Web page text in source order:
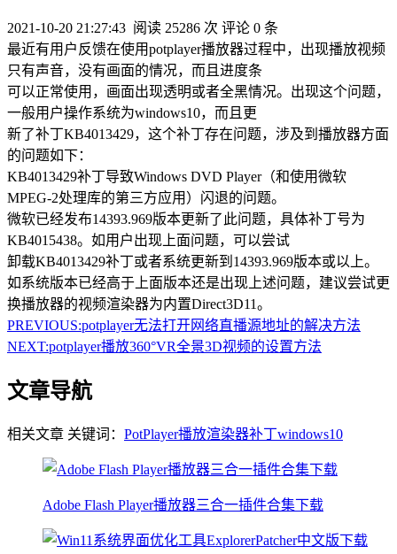
2021-10-20 21:27:43 阅读 25286 次 评论 0 条
最近有用户反馈在使用potplayer播放器过程中，出现播放视频
只有声音，没有画面的情况，而且进度条
可以正常使用，画面出现透明或者全黑情况。出现这个问题，
一般用户操作系统为windows10，而且更
新了补丁KB4013429，这个补丁存在问题，涉及到播放器方面
的问题如下：
KB4013429补丁导致Windows DVD Player（和使用微软
MPEG-2处理库的第三方应用）闪退的问题。
微软已经发布14393.969版本更新了此问题，具体补丁号为
KB4015438。如用户出现上面问题，可以尝试
卸载KB4013429补丁或者系统更新到14393.969版本或以上。
如系统版本已经高于上面版本还是出现上述问题，建议尝试更
换播放器的视频渲染器为内置Direct3D11。
PREVIOUS:potplayer无法打开网络直播源地址的解决方法
NEXT:potplayer播放360°VR全景3D视频的设置方法
文章导航
相关文章 关键词： PotPlayer播放渲染器补丁windows10
Adobe Flash Player播放器三合一插件合集下载